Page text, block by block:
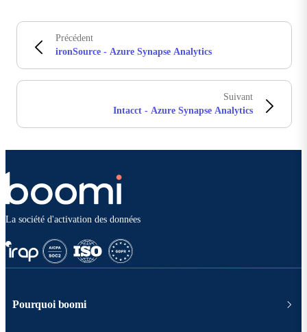
Précédent
ironSource - Azure Synapse Analytics
Suivant
Intacct - Azure Synapse Analytics
La société d'activation des données
Pourquoi boomi